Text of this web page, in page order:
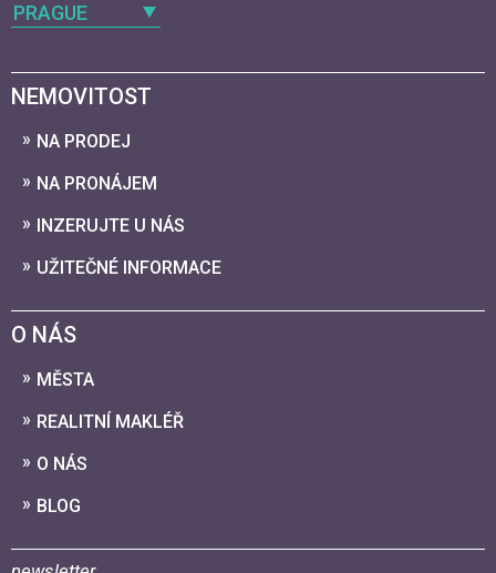
PRAGUE
NEMOVITOST
NA PRODEJ
NA PRONÁJEM
INZERUJTE U NÁS
UŽITEČNÉ INFORMACE
O NÁS
MĚSTA
REALITNÍ MAKLÉŘ
O NÁS
BLOG